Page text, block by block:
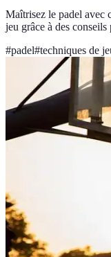
Maîtrisez le padel avec
jeu grâce à des conseils
#padel#techniques de